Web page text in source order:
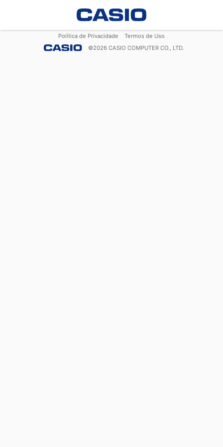
Política de Privacidade
Termos de Uso
©2026 CASIO COMPUTER CO., LTD.